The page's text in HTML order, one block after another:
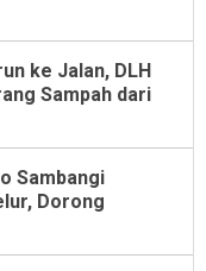
ke Jalan, DLH
Sampah dari
Sambangi
Dorong